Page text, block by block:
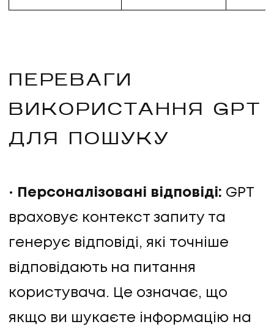
ПЕРЕВАГИ
ВИКОРИСТАННЯ GPT
ДЛЯ ПОШУКУ
Персоналізовані відповіді: GPT
враховує контекст запиту та
генерує відповіді, які точніше
відповідають на питання
користувача. Це означає, що
якщо ви шукаєте інформацію на